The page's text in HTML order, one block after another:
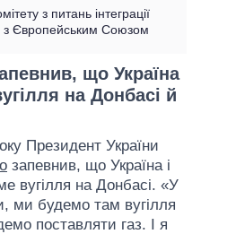
ПОЛІТИКІВ
з питань інтеграції
з Європейським Союзом
що Україна
на Донбасі й
Президент України
запевнив, що Україна і
вугілля на Донбасі. «У
ми будемо там вугілля
поставляти газ. І я